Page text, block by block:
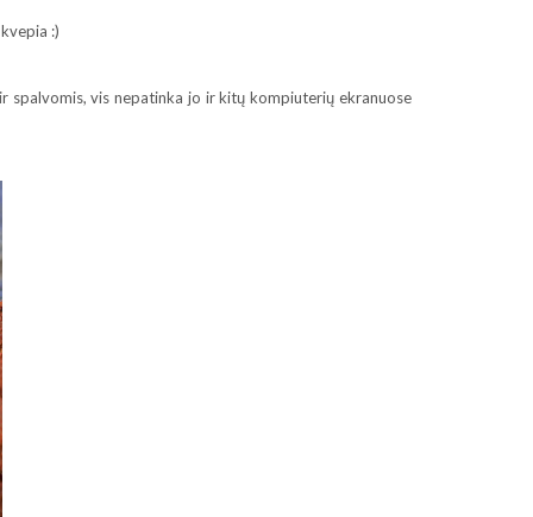
:)
spalvomis, vis nepatinka jo ir kitų kompiuterių ekranuose